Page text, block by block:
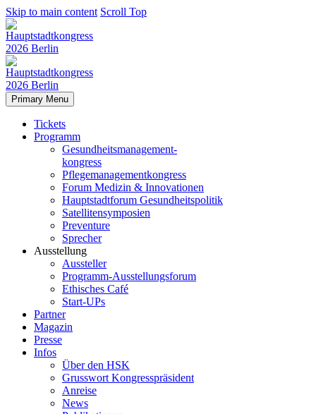
Skip to main content Scroll Top
Primary Menu
Tickets
Programm
Gesundheitsmanagement-
kongress
Pflegemanagementkongress
Forum Medizin & Innovationen
Hauptstadtforum Gesundheitspolitik
Satellitensymposien
Preventure
Sprecher
Ausstellung
Aussteller
Programm-Ausstellungsforum
Ethisches Café
Start-UPs
Partner
Magazin
Presse
Infos
Über den HSK
Grusswort Kongresspräsident
Anreise
News